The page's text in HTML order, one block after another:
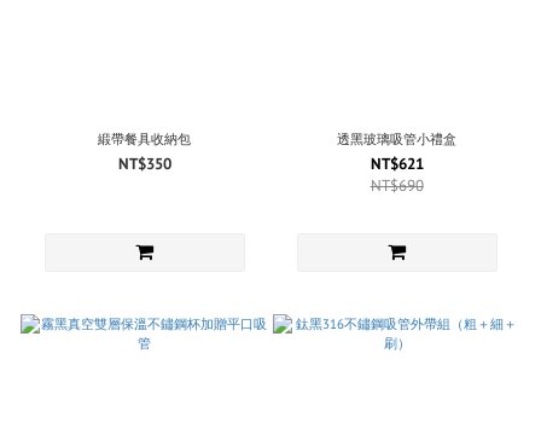
緞帶餐具收納包
NT$350
透黑玻璃吸管小禮盒
NT$621
NT$690